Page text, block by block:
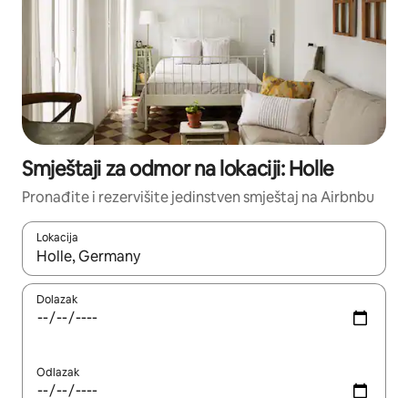
Smještaji za odmor na lokaciji: Holle
Pronađite i rezervišite jedinstven smještaj na Airbnbu
Lokacija
Kad rezultati budu dostupni, krećite se gore i dolje pomoću
Dolazak
Odlazak